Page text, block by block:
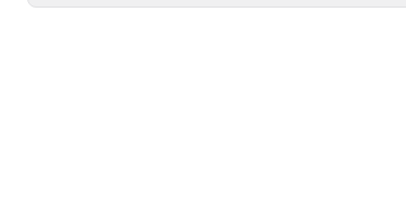
دیجیتال